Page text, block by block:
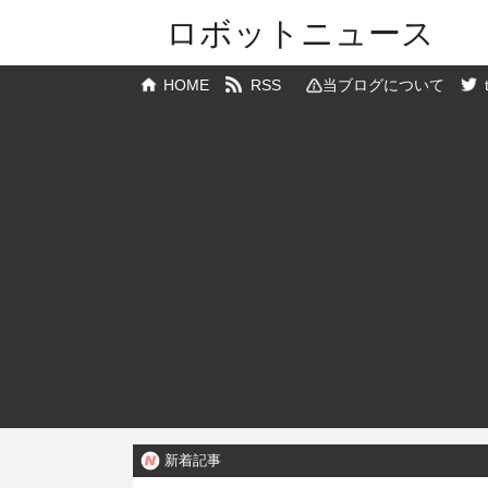
ロボットニュース
HOME RSS 当ブログについて
新着記事